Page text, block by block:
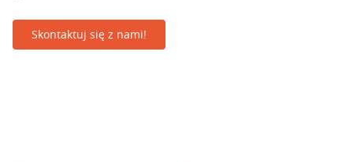
Skontaktuj się z nami!